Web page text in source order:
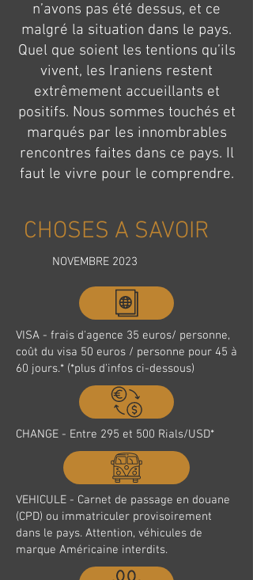
n’avons pas été dessus, et ce
malgré la situation dans le pays.
Quel que soient les tentions qu’ils
vivent, les Iraniens restent
extrêmement accueillants et
positifs. Nous sommes touchés et
marqués par les innombrables
rencontres faites dans ce pays. Il
faut le vivre pour le comprendre.
CHOSES A SAVOIR
NOVEMBRE 2023
VISA - frais d'agence 35 euros/ personne,
coût du visa 50 euros / personne pour 45 à
60 jours.* (*plus d'infos ci-dessous)
CHANGE - Entre 295 et 500 Rials/USD*
VEHICULE - Carnet de passage en douane
(CPD) ou immatriculer provisoirement
dans le pays. Attention, véhicules de
marque Américaine interdits.